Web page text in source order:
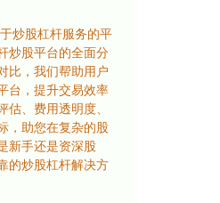
炒股杠杆服务的平
炒股平台的全面分
比，我们帮助用户
台，提升交易效率
、费用透明度、
，助您在复杂的股
新手还是资深股
的炒股杠杆解决方